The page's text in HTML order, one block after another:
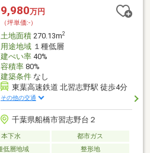
・・・物件の詳細・ご相談は
。
9,980万円
（坪単価:-）
土地面積270.13m2
用途地域１種低層
建ぺい率40%
容積率80%
建築条件なし
東葉高速鉄道 北習志野駅 徒歩4分
その他の交通
千葉県船橋市習志野台２
本下水
都市ガス
低層地域 整形地